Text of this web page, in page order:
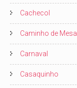
Cachecol
Caminho de Mesa
Carnaval
Casaquinho